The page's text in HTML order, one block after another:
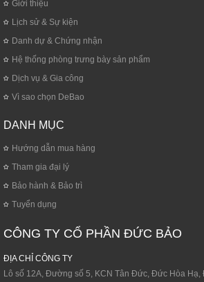
Giới thiệu
Lịch sử & Sự kiện
Danh dự & Chứng nhận
Hệ thống phòng trưng bày sản phẩm
Dịch vụ & Gia công
Vì sao chọn DeBao
DANH MỤC
Hướng dẫn mua hàng
Tham gia đại lý
Bảo hành & Bảo trì
Tuyển dụng
CÔNG TY CỔ PHẦN ĐỨC BẢO
ĐỊA CHỈ CÔNG TY
Lô số 12A, Đường số 5, KCN Tân Đức, Đức Hòa Hạ,